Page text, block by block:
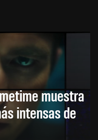
muestra
intensas de